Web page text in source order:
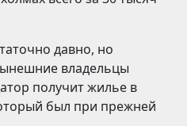
давно, но
владельцы
получит жилье в
был при прежней